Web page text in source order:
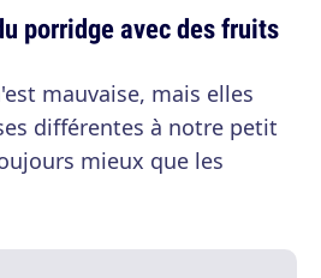
porridge avec des fruits
mauvaise, mais elles
différentes à notre petit
mieux que les